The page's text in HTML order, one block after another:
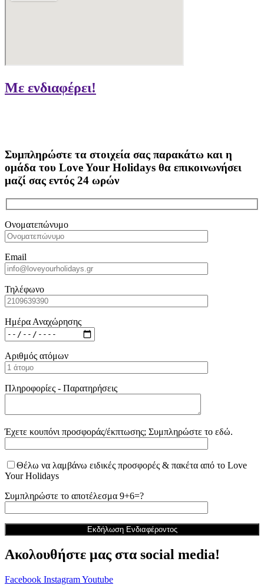
Με ενδιαφέρει!
Συμπληρώστε τα στοιχεία σας παρακάτω και η
ομάδα του Love Your Holidays θα επικοινωνήσει
μαζί σας εντός 24 ωρών
Ονοματεπώνυμο
Email
Τηλέφωνο
Ημέρα Αναχώρησης
Αριθμός ατόμων
Πληροφορίες - Παρατηρήσεις
Έχετε κουπόνι προσφοράς/έκπτωσης; Συμπληρώστε το εδώ.
Θέλω να λαμβάνω ειδικές προσφορές & πακέτα από το Love
Your Holidays
Συμπληρώστε το αποτέλεσμα 9+6=?
Ακολουθήστε μας στα social media!
Facebook InstagramYoutube